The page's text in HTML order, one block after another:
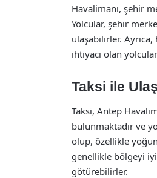
Havalimanı, şehir
Yolcular, şehir
ulaşabilirler.
ihtiyacı olan
Taksi ile
Taksi, Antep
bulunmaktadır ve
olup, özellikle
genellikle bölgeyi
götürebilirler.